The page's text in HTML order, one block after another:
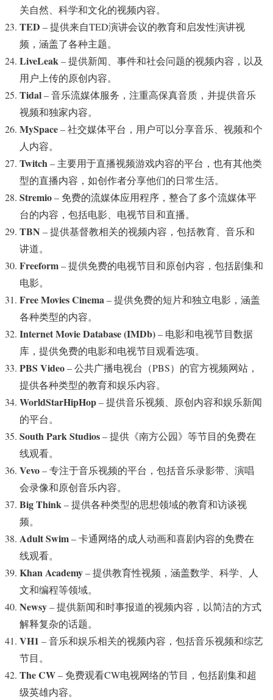
关自然、科学和文化的视频内容。
TED – 提供来自TED演讲会议的教育和启发性演讲视
频，涵盖了各种主题。
LiveLeak– 提供新闻、事件和社会问题的视频内容，以及
用户上传的原创内容。
Tidal– 音乐流媒体服务，注重高保真音质，并提供音乐
视频和独家内容。
MySpace– 社交媒体平台，用户可以分享音乐、视频和个
人内容。
Twitch– 主要用于直播视频游戏内容的平台，也有其他类
型的直播内容，如创作者分享他们的日常生活。
Stremio– 免费的流媒体应用程序，整合了多个流媒体平
台的内容，包括电影、电视节目和直播。
TBN – 提供基督教相关的视频内容，包括教育、音乐和
讲道。
Freeform– 提供免费的电视节目和原创内容，包括剧集和
电影。
Free Movies Cinema– 提供免费的短片和独立电影，涵盖
各种类型的内容。
Internet Movie Database (IMDb)– 电影和电视节目数据
库，提供免费的电影和电视节目观看选项。
PBS Video– 公共广播电视台（PBS）的官方视频网站，
提供各种类型的教育和娱乐内容。
WorldStarHipHop– 提供音乐视频、原创内容和娱乐新闻
的平台。
South Park Studios– 提供《南方公园》等节目的免费在
线观看。
Vevo– 专注于音乐视频的平台，包括音乐录影带、演唱
会录像和原创音乐内容。
Big Think– 提供各种类型的思想领域的教育和访谈视
频。
Adult Swim– 卡通网络的成人动画和喜剧内容的免费在
线观看。
Khan Academy– 提供教育性视频，涵盖数学、科学、人
文和编程等领域。
Newsy– 提供新闻和时事报道的视频内容，以简洁的方式
解释复杂的话题。
VH1 – 音乐和娱乐相关的视频内容，包括音乐视频和综艺
节目。
The CW– 免费观看CW电视网络的节目，包括剧集和超
级英雄内容。